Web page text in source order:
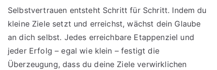
Selbstvertrauen entsteht Schritt für Schritt. Indem du
kleine Ziele setzt und erreichst, wächst dein Glaube
an dich selbst. Jedes erreichbare Etappenziel und
jeder Erfolg – egal wie klein – festigt die
Überzeugung, dass du deine Ziele verwirklichen